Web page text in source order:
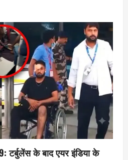
टर्बुलेंस के बाद एयर इंडिया के